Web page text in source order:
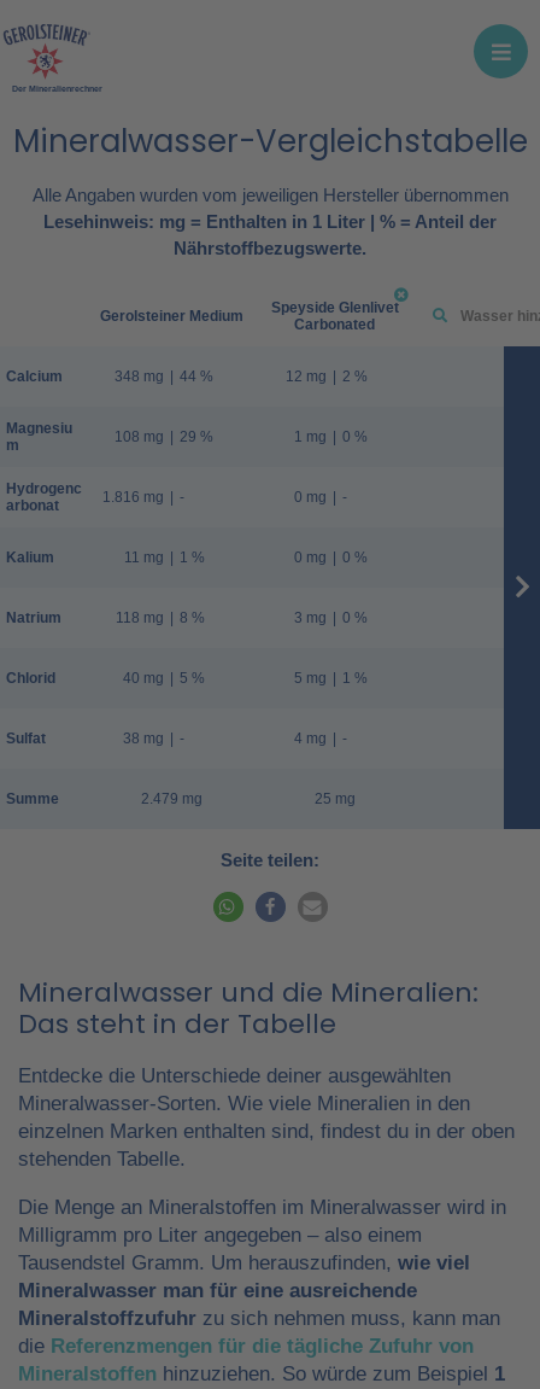
Der Mineralienrechner
Mineralwasser-Vergleichstabelle
Alle Angaben wurden vom jeweiligen Hersteller übernommen
Lesehinweis: mg = Enthalten in 1 Liter | % = Anteil der
Nährstoffbezugswerte.
Calcium
Magnesiu
m
Hydrogenc
arbonat
Kalium
Natrium
Chlorid
Sulfat
Summe
Gerolsteiner Medium
348 mg | 44 %
108 mg | 29 %
1.816 mg | -
11 mg | 1 %
118 mg | 8 %
40 mg | 5 %
38 mg | -
2.479 mg
Speyside Glenlivet
Carbonated
12 mg | 2 %
1 mg | 0 %
0 mg | -
0 mg | 0 %
3 mg | 0 %
5 mg | 1 %
4 mg | -
25 mg
Seite teilen:
Mineralwasser und die Mineralien:
Das steht in der Tabelle
Entdecke die Unterschiede deiner ausgewählten
Mineralwasser-Sorten. Wie viele Mineralien in den
einzelnen Marken enthalten sind, findest du in der oben
stehenden Tabelle.
Die Menge an Mineralstoffen im Mineralwasser wird in
Milligramm pro Liter angegeben – also einem
Tausendstel Gramm. Um herauszufinden, wie viel
Mineralwasser man für eine ausreichende
Mineralstoffzufuhr zu sich nehmen muss, kann man
die Referenzmengen für die tägliche Zufuhr von
Mineralstoffen hinzuziehen. So würde zum Beispiel 1